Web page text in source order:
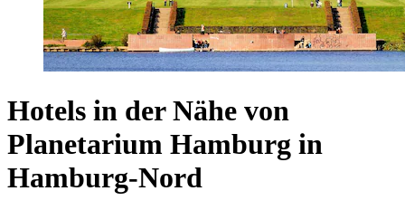
Hotels in der Nähe von
Planetarium Hamburg in
Hamburg-Nord